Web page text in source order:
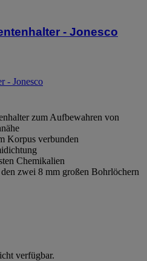
- Jonesco
- Jonesco
zum Aufbewahren von
Korpus verbunden
Chemikalien
zwei 8 mm großen Bohrlöchern
verfügbar.